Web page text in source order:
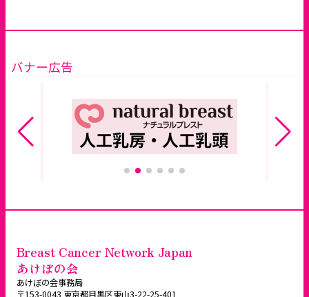
バナー広告
Breast Cancer Network Japan
あけぼの会
あけぼの会事務局
〒153-0043 東京都目黒区東山3-22-25-401